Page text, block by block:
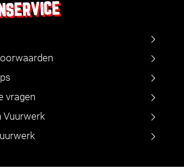
vragen
Vuurwerk